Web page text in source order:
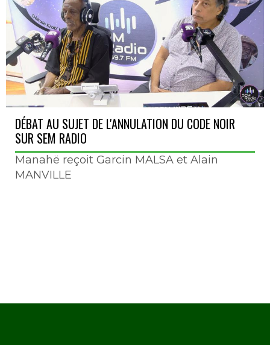
DÉBAT AU SUJET DE L'ANNULATION DU CODE NOIR
SUR SEM RADIO
Manahë reçoit Garcin MALSA et Alain
MANVILLE